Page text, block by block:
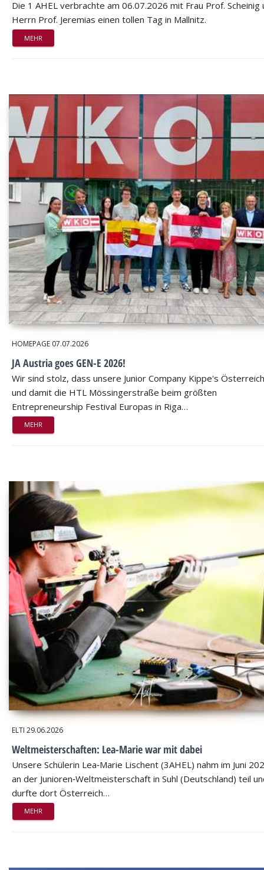
Die 1 AHEL verbrachte am 06.07.2026 mit Frau Prof. Scheinig
Herrn Prof. Jeremias einen tollen Tag in Mallnitz.
MEHR
HOMEPAGE 07.07.2026
JA Austria goes GEN-E 2026!
Wir sind stolz, dass unsere Junior Company Kippe's Österreich
und damit die HTL Mössingerstraße beim größten
Entrepreneurship Festival Europas in Riga…
MEHR
ELTI 29.06.2026
Weltmeisterschaften: Lea-Marie war mit dabei
Unsere Schülerin Lea‑Marie Lischent (3AHEL) nahm im Juni
an der Junioren‑Weltmeisterschaft in Suhl (Deutschland) teil
durfte dort Österreich…
MEHR